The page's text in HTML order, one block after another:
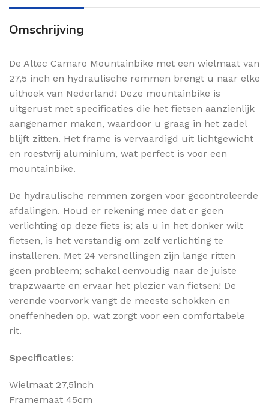
Omschrijving
De Altec Camaro Mountainbike met een wielmaat van
27,5 inch en hydraulische remmen brengt u naar elke
uithoek van Nederland! Deze mountainbike is
uitgerust met specificaties die het fietsen aanzienlijk
aangenamer maken, waardoor u graag in het zadel
blijft zitten. Het frame is vervaardigd uit lichtgewicht
en roestvrij aluminium, wat perfect is voor een
mountainbike.
De hydraulische remmen zorgen voor gecontroleerde
afdalingen. Houd er rekening mee dat er geen
verlichting op deze fiets is; als u in het donker wilt
fietsen, is het verstandig om zelf verlichting te
installeren. Met 24 versnellingen zijn lange ritten
geen probleem; schakel eenvoudig naar de juiste
trapzwaarte en ervaar het plezier van fietsen! De
verende voorvork vangt de meeste schokken en
oneffenheden op, wat zorgt voor een comfortabele
rit.
Specificaties:
Wielmaat 27,5inch
Framemaat 45cm